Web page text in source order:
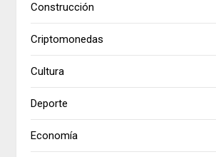
Construcción
Criptomonedas
Cultura
Deporte
Economía